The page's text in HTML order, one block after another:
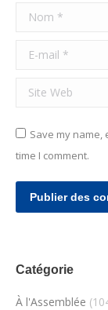
Nom *
E-mail *
Site Web
Save my
time I comment.
Publier des
Catégorie
À l'Assemblée